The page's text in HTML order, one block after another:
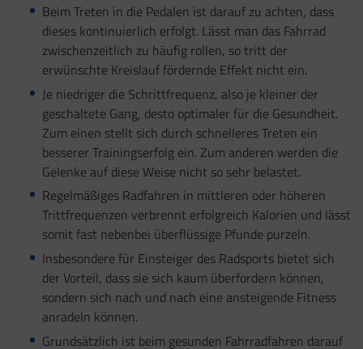
Beim Treten in die Pedalen ist darauf zu achten, dass
dieses kontinuierlich erfolgt. Lässt man das Fahrrad
zwischenzeitlich zu häufig rollen, so tritt der
erwünschte Kreislauf fördernde Effekt nicht ein.
Je niedriger die Schrittfrequenz, also je kleiner der
geschaltete Gang, desto optimaler für die Gesundheit.
Zum einen stellt sich durch schnelleres Treten ein
besserer Trainingserfolg ein. Zum anderen werden die
Gelenke auf diese Weise nicht so sehr belastet.
Regelmäßiges Radfahren in mittleren oder höheren
Trittfrequenzen verbrennt erfolgreich Kalorien und lässt
somit fast nebenbei überflüssige Pfunde purzeln.
Insbesondere für Einsteiger des Radsports bietet sich
der Vorteil, dass sie sich kaum überfordern können,
sondern sich nach und nach eine ansteigende Fitness
anradeln können.
Grundsätzlich ist beim gesunden Fahrradfahren darauf